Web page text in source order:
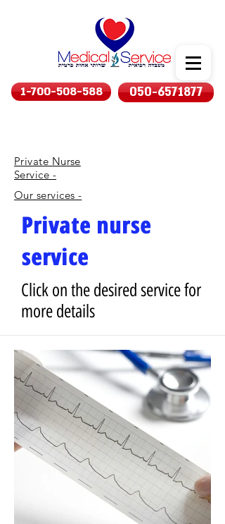
1-700-508-588 050-6571877
Private Nurse
Service -
Our services -
Private nurse
service
Click on the desired service for
more details